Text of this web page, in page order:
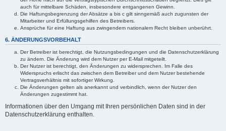
auch für mittelbare Schäden, insbesondere entgangenen Gewinn.
Die Haftungsbegrenzung der Absätze a bis c gilt sinngemäß auch zugunsten der
Mitarbeiter und Erfüllungsgehilfen des Betreibers.
Ansprüche für eine Haftung aus zwingendem nationalem Recht bleiben unberührt.
6. ÄNDERUNGSVORBEHALT
Der Betreiber ist berechtigt, die Nutzungsbedingungen und die Datenschutzerklärung
zu ändern. Die Änderung wird dem Nutzer per E-Mail mitgeteilt.
Der Nutzer ist berechtigt, den Änderungen zu widersprechen. Im Falle des
Widerspruchs erlischt das zwischen dem Betreiber und dem Nutzer bestehende
Vertragsverhältnis mit sofortiger Wirkung.
Die Änderungen gelten als anerkannt und verbindlich, wenn der Nutzer den
Änderungen zugestimmt hat.
Informationen über den Umgang mit Ihren persönlichen Daten sind in der
Datenschutzerklärung enthalten.